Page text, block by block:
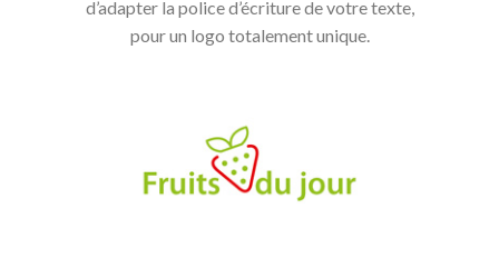
d’adapter la police d’écriture de votre texte,
pour un logo totalement unique.